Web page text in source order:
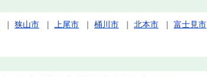
｜ 狭山市 ｜ 上尾市 ｜ 桶川市 ｜ 北本市 ｜ 富士見市